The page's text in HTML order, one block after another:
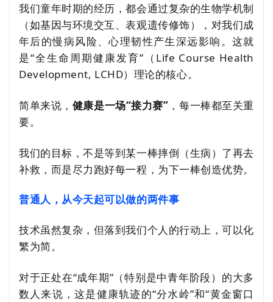
我们童年时期的经历，都会通过复杂的生物学机制
（如基因与环境交互、表观遗传修饰），对我们成
年后的慢病风险、心理韧性产生深远影响。这就
是“全生命周期健康发育”（Life Course Health
Development, LCHD）理论的核心。
简单来说， 健康是一场“接力赛” ，每一棒都至关重
要。
我们的目标，不是等到某一棒摔倒（生病）了再去
补救，而是尽力跑好每一程，为下一棒创造优势。
普通人，从今天起可以做的两件事
技术虽然复杂，但落到我们个人的行动上，可以化
繁为简。
对于正处在“成年期”（特别是中青年阶段）的大多
数人来说，这是健康轨迹的“分水岭”和“黄金窗口